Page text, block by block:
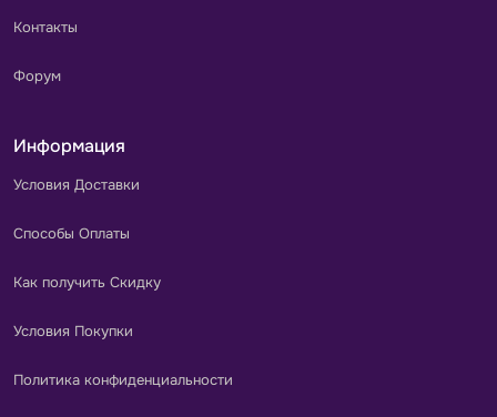
Контакты
Форум
Информация
Условия Доставки
Способы Оплаты
Как получить Скидку
Условия Покупки
Политика конфиденциальности